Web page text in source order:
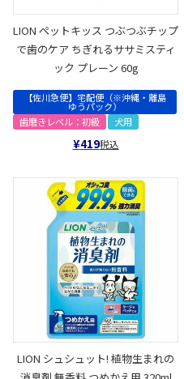
LION ペットキッス つぶつぶチップ
で歯のケア ちぎれるササミスティ
ック プレーン 60g
【佐川急便】宅配便（※沖縄・離島
ゆうパック）
歯磨きレベル：初級
犬用
¥419税込
LION シュシュット! 植物生まれの